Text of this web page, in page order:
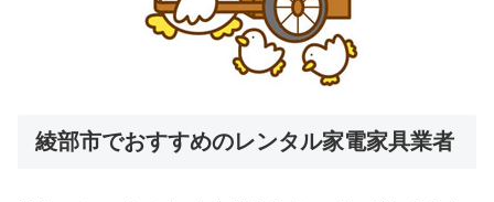
綾部市でおすすめのレンタル家電家具業者